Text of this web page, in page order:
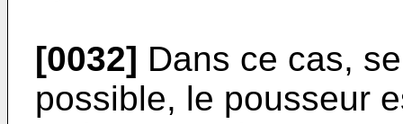
[0032] Dans ce cas,
possible, le pousseur